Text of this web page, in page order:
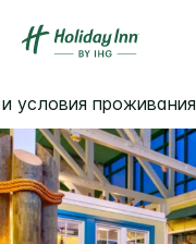
условия проживания